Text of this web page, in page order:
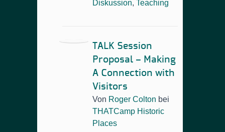
Diskussion, Teaching
TALK Session
Proposal – Making
A Connection with
Visitors
Von Roger Colton bei
THATCamp Historic
Places